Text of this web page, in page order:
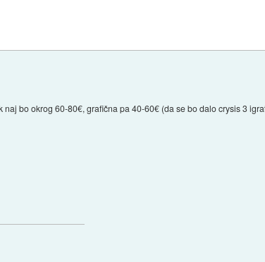
bo okrog 60-80€, grafična pa 40-60€ (da se bo dalo crysis 3